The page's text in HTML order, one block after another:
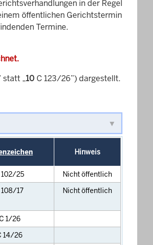
in der Regel
öffentlichen Gerichtstermin
Termine.
statt „10 C 123/26”) dargestellt.
Hinweis
102/25
Nicht öffentlich
108/17 Nicht öffentlich
1/26
14/26